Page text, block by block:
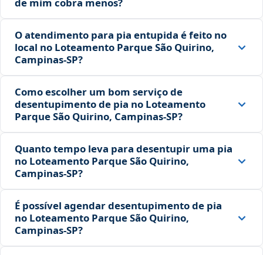
de mim cobra menos?
O atendimento para pia entupida é feito no
local no Loteamento Parque São Quirino,
Campinas‑SP?
Como escolher um bom serviço de
desentupimento de pia no Loteamento
Parque São Quirino, Campinas‑SP?
Quanto tempo leva para desentupir uma pia
no Loteamento Parque São Quirino,
Campinas‑SP?
É possível agendar desentupimento de pia
no Loteamento Parque São Quirino,
Campinas‑SP?